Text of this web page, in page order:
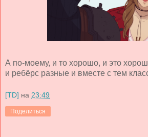
А по-моему, и то хорошо, и это
и ребёрс разные и вместе с тем
[TD] на 23:49
Поделиться